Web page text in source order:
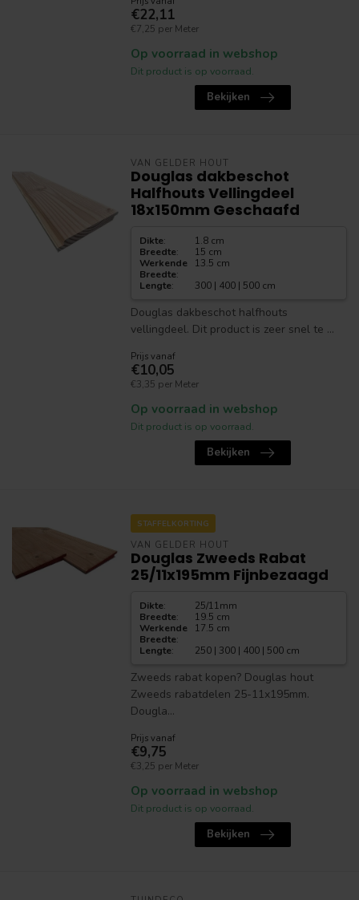
€22,11
€7,25 per Meter
Op voorraad in webshop
Dit product is op voorraad.
Bekijken
VAN GELDER HOUT
Douglas dakbeschot
Halfhouts Vellingdeel
18x150mm Geschaafd
Dikte:
1.8 cm
Breedte:
15 cm
Werkende
Breedte:
13.5 cm
Lengte: 300 | 400 | 500 cm
Douglas dakbeschot halfhouts
vellingdeel. Dit product is zeer snel te ...
Prijs vanaf
€10,05
€3,35 per Meter
Op voorraad in webshop
Dit product is op voorraad.
Bekijken
STAFFELKORTING
VAN GELDER HOUT
Douglas Zweeds Rabat
25/11x195mm Fijnbezaagd
Dikte:
25/11mm
Breedte:
19.5 cm
Werkende
Breedte:
17.5 cm
Lengte: 250 | 300 | 400 | 500 cm
Zweeds rabat kopen? Douglas hout
Zweeds rabatdelen 25-11x195mm.
Dougla...
Prijs vanaf
€9,75
€3,25 per Meter
Op voorraad in webshop
Dit product is op voorraad.
Bekijken